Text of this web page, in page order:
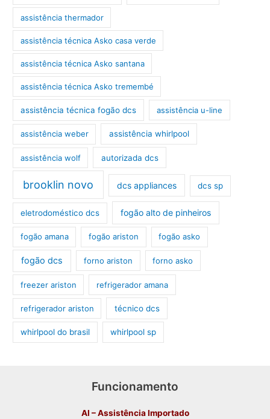
assistência thermador
assistência técnica Asko casa verde
assistência técnica Asko santana
assistência técnica Asko tremembé
assistência técnica fogão dcs assistência u-line
assistência weber assistência whirlpool
assistência wolf autorizada dcs
brooklin novo dcs appliances dcs sp
eletrodoméstico dcs fogão alto de pinheiros
fogão amana fogão ariston fogão asko
fogão dcs forno ariston forno asko
freezer ariston refrigerador amana
refrigerador ariston técnico dcs
whirlpool do brasil whirlpool sp
Funcionamento
AI – Assistência Importado